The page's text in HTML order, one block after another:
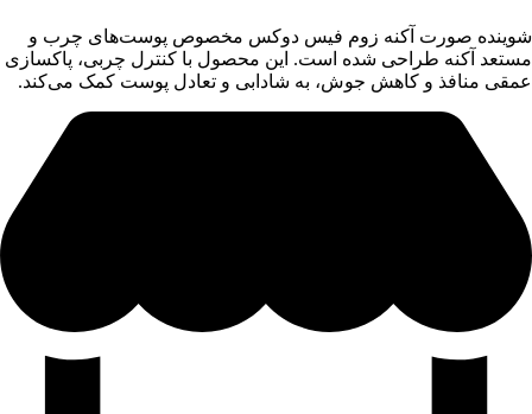
شوینده صورت آکنه زوم فیس دوکس مخصوص پوست‌های چرب و
مستعد آکنه طراحی شده است. این محصول با کنترل چربی، پاکسازی
عمقی منافذ و کاهش جوش، به شادابی و تعادل پوست کمک می‌کند.